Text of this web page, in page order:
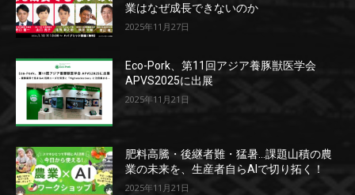
業はなぜ成長できないのか
2025年11月27日
Eco-Pork、第11回アジア養豚獣医学会
APVS2025に出展
2025年11月21日
肥料高騰・後継者難・猛暑…課題山積の農
業の未来を、生産者自らAIで切り拓く！
2025年11月21日